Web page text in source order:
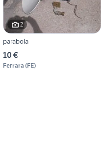
2
parabola
10 €
Ferrara (FE)